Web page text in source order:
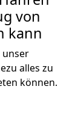
von
kann
unser
alles zu
können.